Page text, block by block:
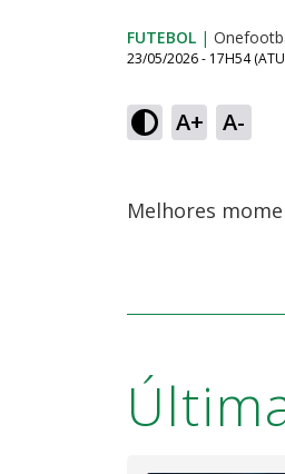
FUTEBOL |
23/05/2026 - 17H54
A+ A-
Melhores